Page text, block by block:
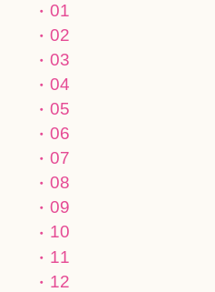
01
02
03
04
05
06
07
08
09
10
11
12